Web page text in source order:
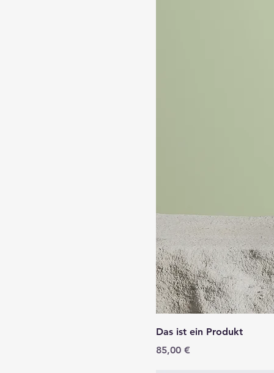
Das ist ein Produkt
Preis
85,00 €